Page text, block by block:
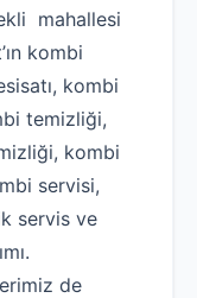
mahallesi
kombi
kombi
temizliği,
kombi
servisi,
servis ve
de